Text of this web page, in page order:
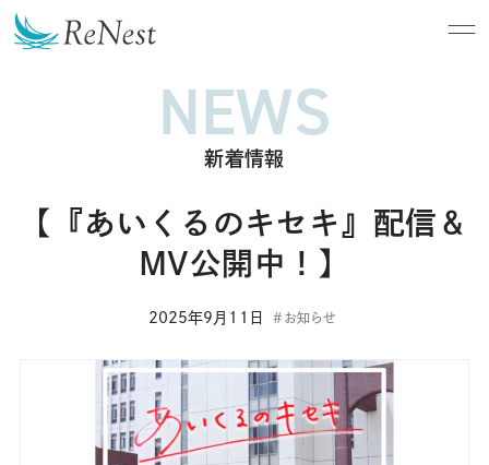
NEWS
新着情報
【『あいくるのキセキ』配信＆
MV公開中！】
2025年9月11日 お知らせ